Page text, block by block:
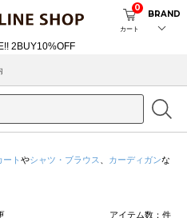
カート
0
BRAND
ート やシャツ・ブラウス カーディガンな
アイテム数： 件